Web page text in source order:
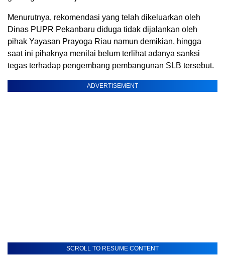
Menurutnya, rekomendasi yang telah dikeluarkan oleh
Dinas PUPR Pekanbaru diduga tidak dijalankan oleh
pihak Yayasan Prayoga Riau namun demikian, hingga
saat ini pihaknya menilai belum terlihat adanya sanksi
tegas terhadap pengembang pembangunan SLB tersebut.
ADVERTISEMENT
SCROLL TO RESUME CONTENT